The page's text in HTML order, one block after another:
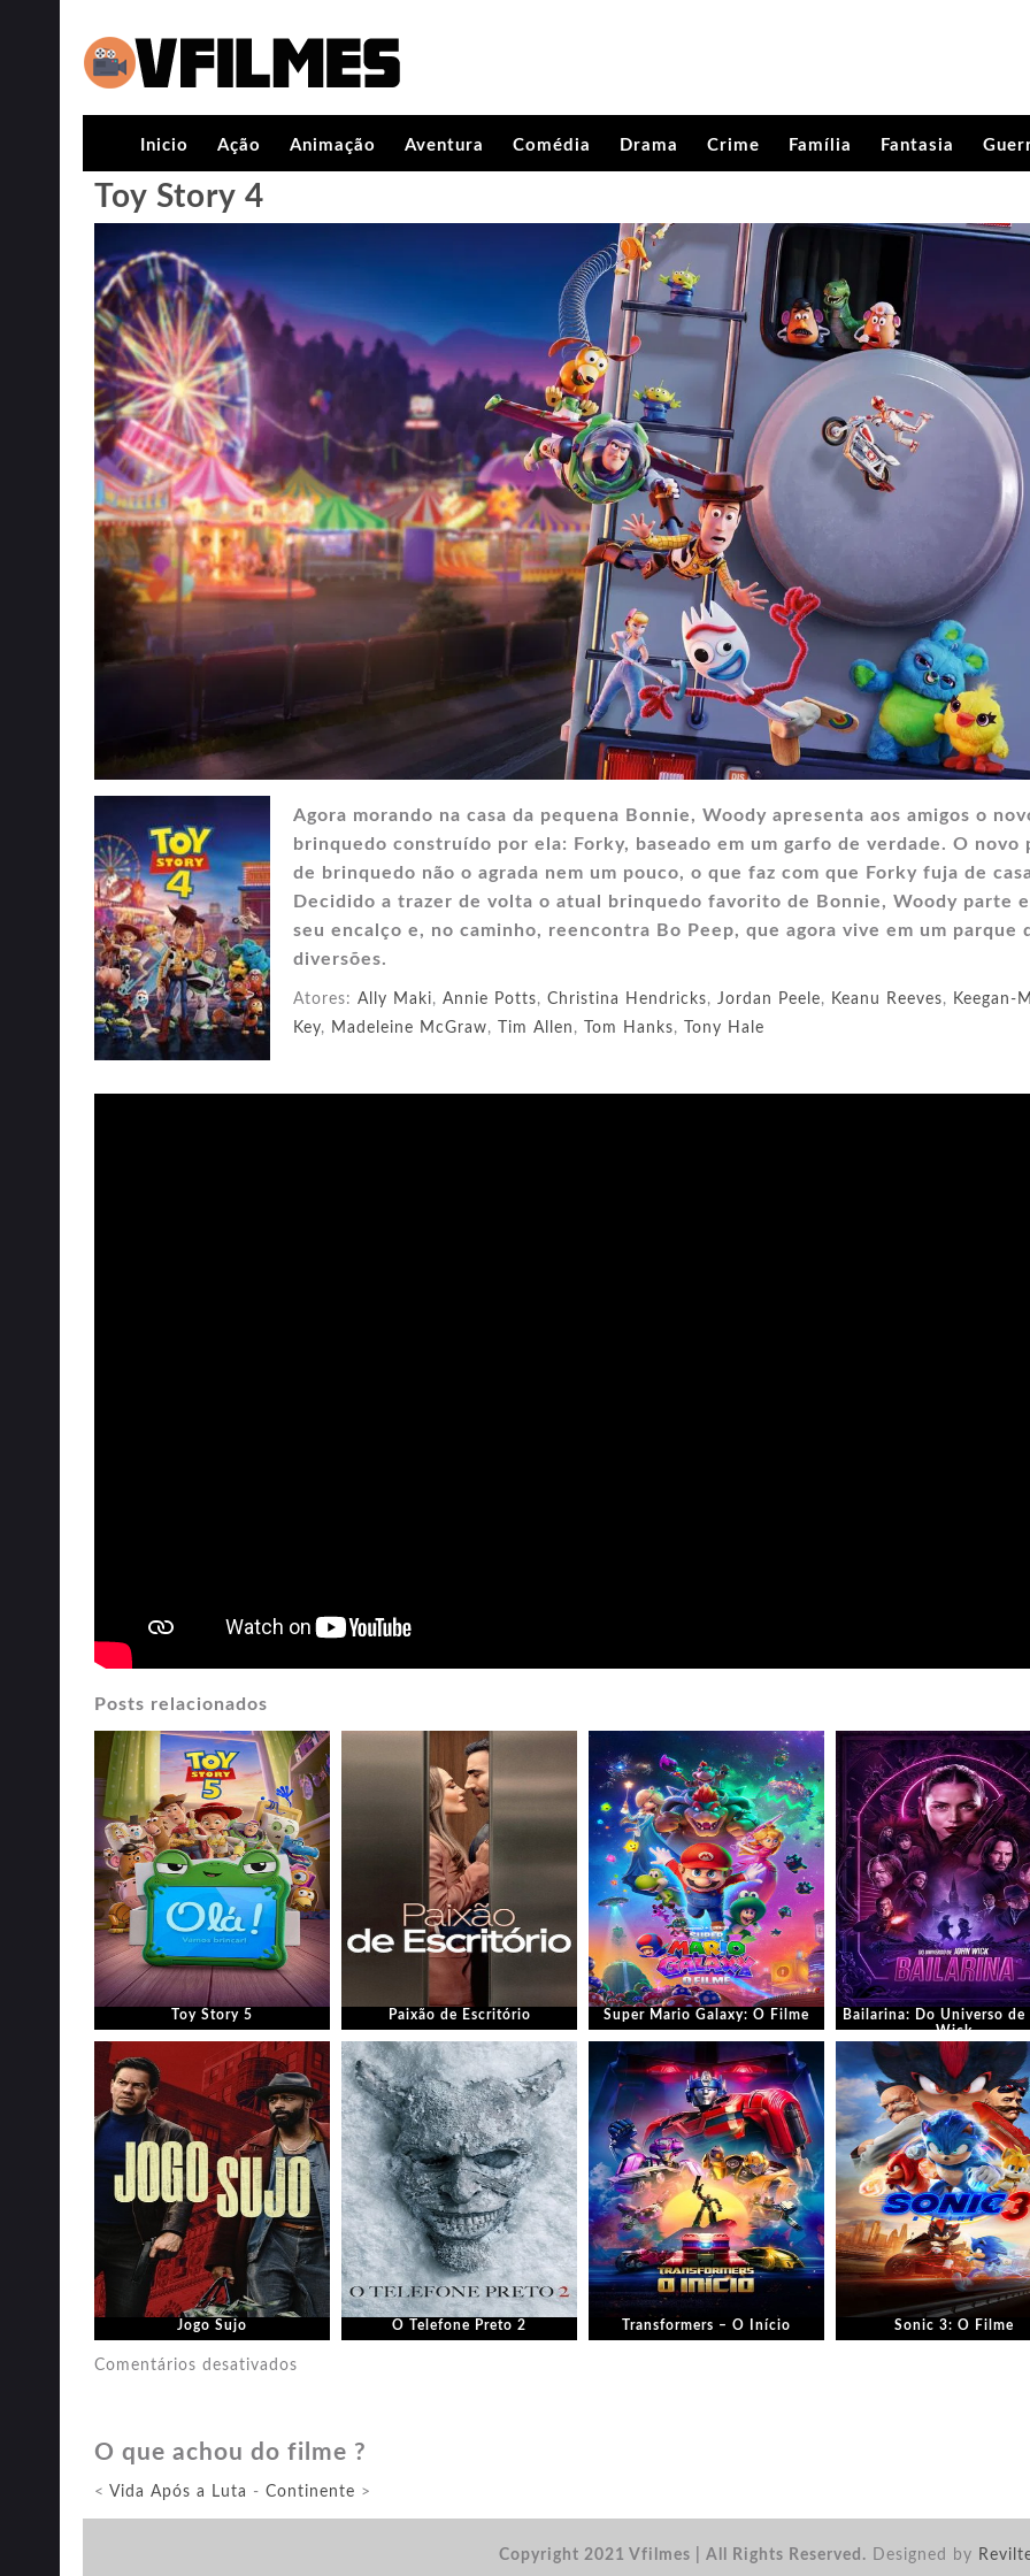
Inicio Ação Animação Aventura Comédia Drama Crime Família Fantasia
Toy Story 4
Agora morando na casa da pequena Bonnie, Woody apresenta aos amigos o
brinquedo construído por ela: Forky, baseado em um garfo de verdade. O novo
de brinquedo não o agrada nem um pouco, o que faz com que Forky fuja de
Decidido a trazer de volta o atual brinquedo favorito de Bonnie, Woody parte
seu encalço e, no caminho, reencontra Bo Peep, que agora vive em um parque
diversões.
Atores: Ally Maki, Annie Potts, Christina Hendricks, Jordan Peele, Keanu Reeves, Keegan-
Key, Madeleine McGraw, Tim Allen , Tom Hanks, Tony Hale
Posts relacionados
Toy Story 5 Paixão de Escritório Super Mario Galaxy: O Filme
Bailarina: Do Universo de
Wick
Jogo Sujo O Telefone Preto 2 Transformers – O Início Sonic 3: O Filme
Comentários desativados
O
O que achou do filme ?
< Vida Após a Luta - Continente >
Copyright 2021 Vfilmes | All Rights Reserved. Designed by